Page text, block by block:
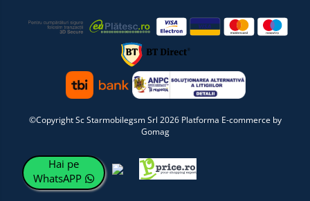
©Copyright Sc Starmobilegsm Srl 2026 Platforma E-commerce by
Gomag
Hai pe
WhatsAPP